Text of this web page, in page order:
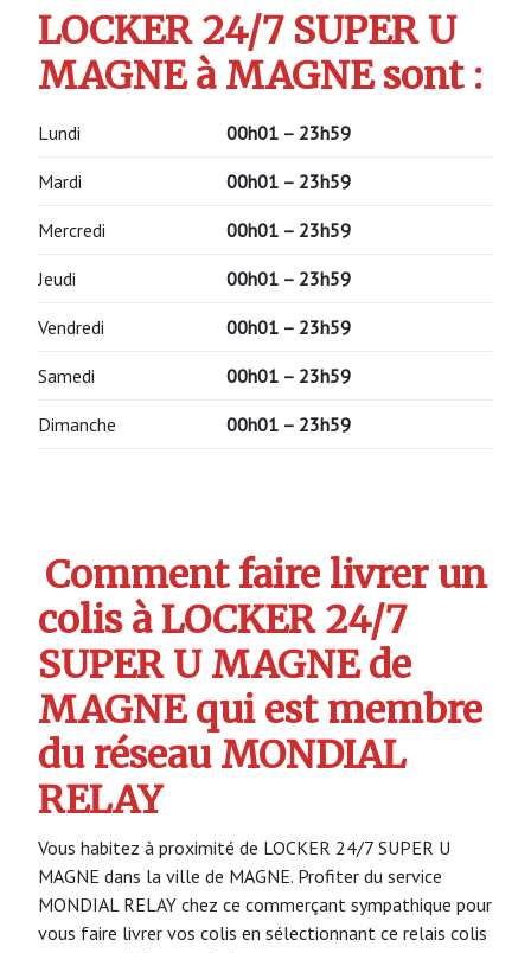
LOCKER 24/7 SUPER U
MAGNE à MAGNE sont :
Lundi 00h01 – 23h59
Mardi 00h01 – 23h59
Mercredi 00h01 – 23h59
Jeudi 00h01 – 23h59
Vendredi 00h01 – 23h59
Samedi 00h01 – 23h59
Dimanche 00h01 – 23h59
Comment faire livrer un
colis à LOCKER 24/7
SUPER U MAGNE de
MAGNE qui est membre
du réseau MONDIAL
RELAY
Vous habitez à proximité de LOCKER 24/7 SUPER U
MAGNE dans la ville de MAGNE. Profiter du service
MONDIAL RELAY chez ce commerçant sympathique pour
vous faire livrer vos colis en sélectionnant ce relais colis